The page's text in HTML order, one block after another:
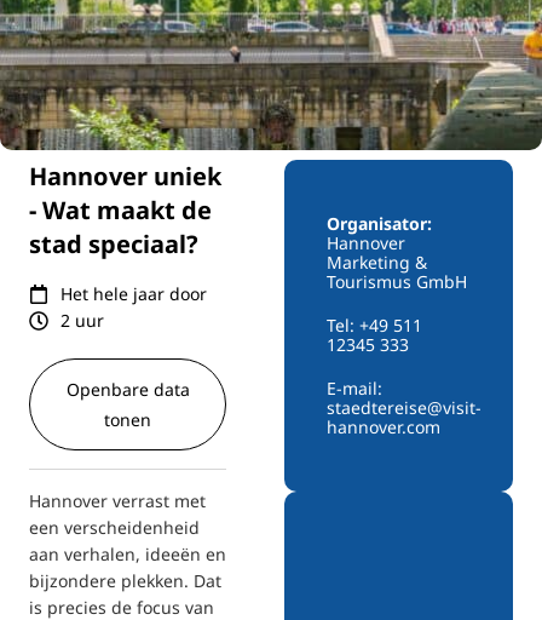
Hannover uniek
- Wat maakt de
stad speciaal?
Het hele jaar door
2 uur
Openbare data
tonen
Hannover verrast met
een verscheidenheid
aan verhalen, ideeën en
bijzondere plekken. Dat
is precies de focus van
Organisator:
Hannover
Marketing &
Tourismus GmbH
Tel: +49 511
12345 333
E-mail:
staedtereise@visit-
hannover.com